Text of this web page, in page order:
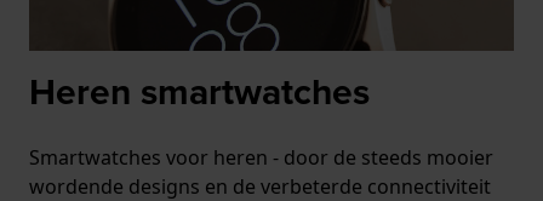
Heren smartwatches
Smartwatches voor heren - door de steeds mooier
wordende designs en de verbeterde connectiviteit